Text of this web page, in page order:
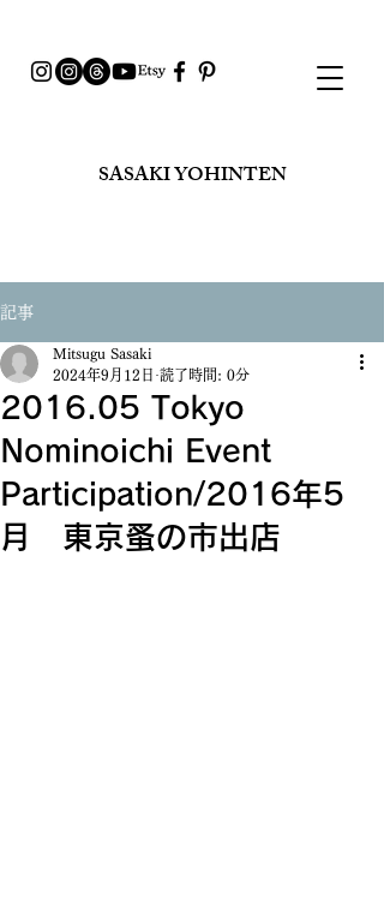
SASAKI YOHINTEN​
記事
2016.05 Tokyo
Nominoichi Event
Participation/2016年5
月 東京蚤の市出店
Mitsugu Sasaki
2024年9月12日 読了時間: 0分